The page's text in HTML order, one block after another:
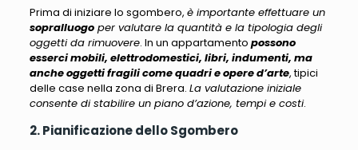
Prima di iniziare lo sgombero, è importante effettuare un
sopralluogoper valutare la quantità e la tipologia degli
oggetti da rimuovere. In un appartamento possono
esserci mobili, elettrodomestici, libri, indumenti, ma
anche oggetti fragili come quadri e opere d’arte, tipici
delle case nella zona di Brera. La valutazione iniziale
consente di stabilire un piano d’azione, tempi e costi.
2. Pianificazione dello Sgombero